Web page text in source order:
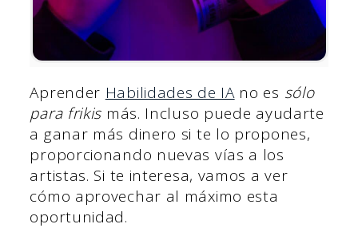
Aprender Habilidades de IAno es sólo
para frikis más. Incluso puede ayudarte
a ganar más dinero si te lo propones,
proporcionando nuevas vías a los
artistas. Si te interesa, vamos a ver
cómo aprovechar al máximo esta
oportunidad.